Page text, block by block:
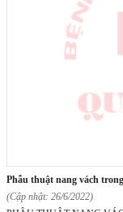
phẫu thuật nang vách
(Cập nhật: 26/6/2022)